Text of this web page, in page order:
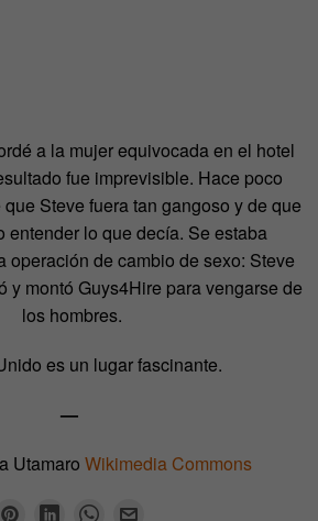
a la mujer equivocada en el hotel
fue imprevisible. Hace poco
Steve fuera tan gangoso y de que
entender lo que decía. Se estaba
operación de cambio de sexo: Steve
y montó Guys4Hire para vengarse de
los hombres.
es un lugar fascinante.
—
Utamaro Wikimedia Commons